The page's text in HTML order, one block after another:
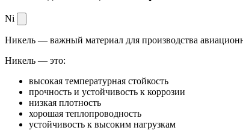
Ni
Никель — важный материал для производства
Никель — это:
высокая температурная стойкость
прочность и устойчивость к коррозии
низкая плотность
хорошая теплопроводность
устойчивость к высоким нагрузкам